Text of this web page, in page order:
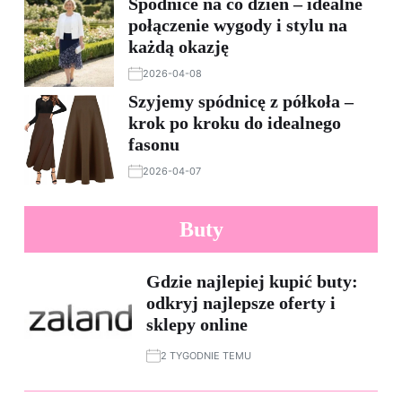
połączenie wygody i stylu na
każdą okazję
2026-04-08
Szyjemy spódnicę z półkoła –
krok po kroku do idealnego
fasonu
2026-04-07
Buty
Gdzie najlepiej kupić buty:
odkryj najlepsze oferty i
sklepy online
2 TYGODNIE TEMU